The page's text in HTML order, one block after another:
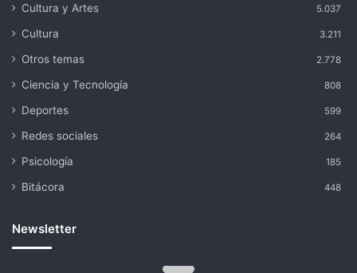
Cultura y Artes 5.037
Cultura 3.211
Otros temas 2.778
Ciencia y Tecnología 808
Deportes 599
Redes sociales 264
Psicología 185
Bitácora 448
Newsletter